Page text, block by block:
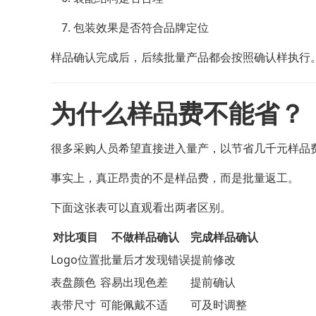
包装效果是否符合品牌定位
样品确认完成后，后续批量产品都会按照确认样执行。
为什么样品费不能省？
很多采购人员希望直接进入量产，以节省几千元样品
事实上，真正昂贵的不是样品费，而是批量返工。
下面这张表可以直观看出两者区别。
对比项目
不做样品确认
完成样品确认
Logo位置批量后才发现错误提前修改
表盘颜色 容易出现色差
提前确认
表带尺寸 可能佩戴不适
可及时调整